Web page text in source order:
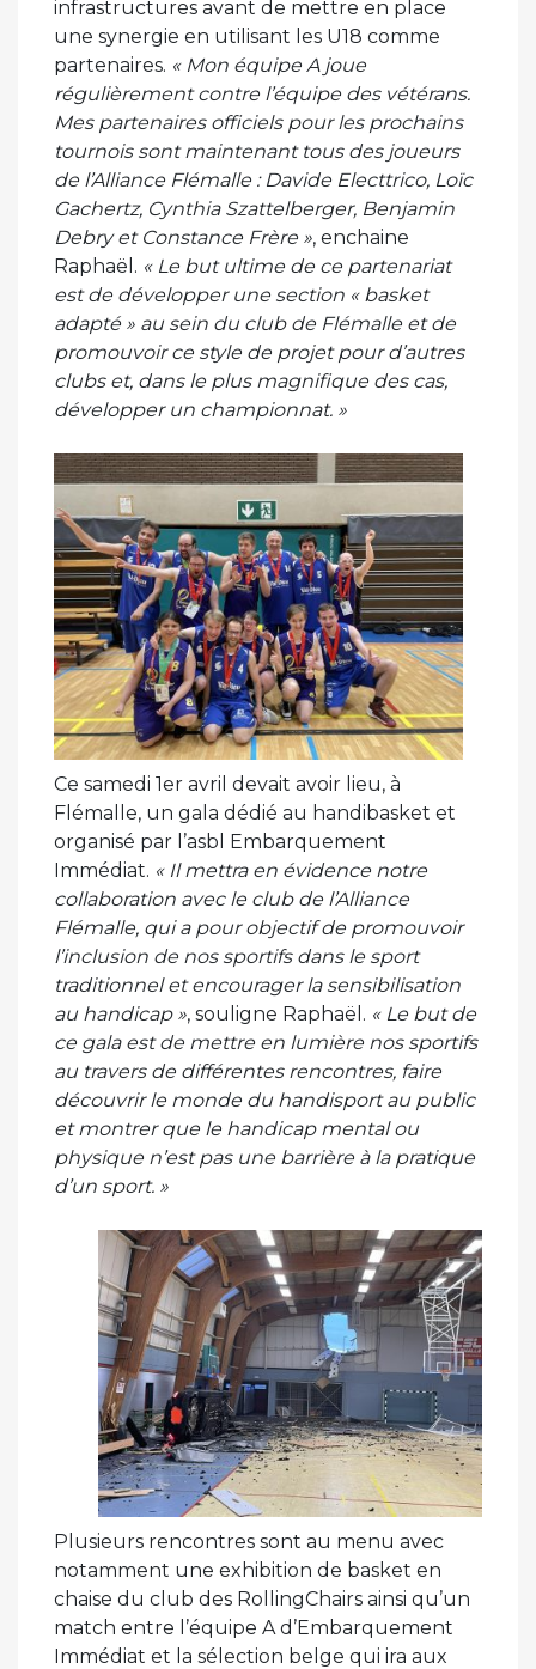
infrastructures avant de mettre en place
une synergie en utilisant les U18 comme
partenaires. « Mon équipe A joue
régulièrement contre l’équipe des vétérans.
Mes partenaires officiels pour les prochains
tournois sont maintenant tous des joueurs
de l’Alliance Flémalle : Davide Electtrico, Loïc
Gachertz, Cynthia Szattelberger, Benjamin
Debry et Constance Frère », enchaine
Raphaël. « Le but ultime de ce partenariat
est de développer une section « basket
adapté » au sein du club de Flémalle et de
promouvoir ce style de projet pour d’autres
clubs et, dans le plus magnifique des cas,
développer un championnat. »
Ce samedi 1er avril devait avoir lieu, à
Flémalle, un gala dédié au handibasket et
organisé par l’asbl Embarquement
Immédiat. « Il mettra en évidence notre
collaboration avec le club de l’Alliance
Flémalle, qui a pour objectif de promouvoir
l’inclusion de nos sportifs dans le sport
traditionnel et encourager la sensibilisation
au handicap », souligne Raphaël. « Le but de
ce gala est de mettre en lumière nos sportifs
au travers de différentes rencontres, faire
découvrir le monde du handisport au public
et montrer que le handicap mental ou
physique n’est pas une barrière à la pratique
d’un sport. »
Plusieurs rencontres sont au menu avec
notamment une exhibition de basket en
chaise du club des RollingChairs ainsi qu’un
match entre l’équipe A d’Embarquement
Immédiat et la sélection belge qui ira aux